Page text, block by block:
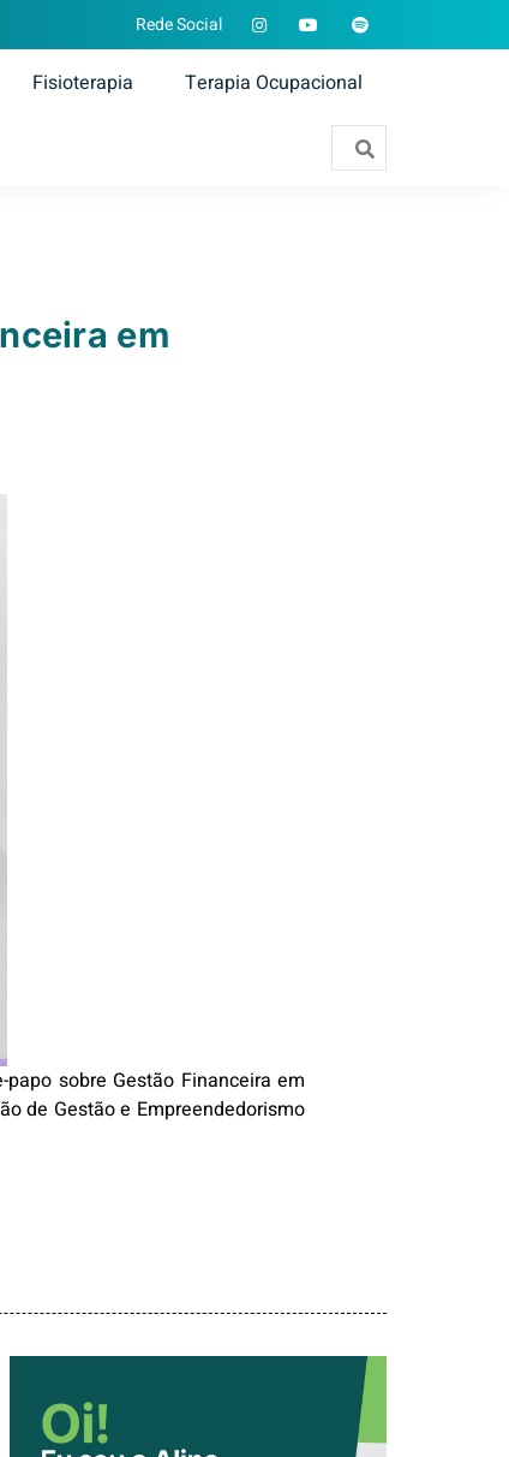
Rede Social
Fisioterapia Terapia Ocupacional
em
sobre Gestão Financeira em
de Gestão e Empreendedorismo